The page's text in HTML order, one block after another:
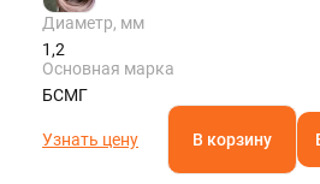
Диаметр, мм
1,2
Основная марка
БСМГ
Узнать цену В корзину